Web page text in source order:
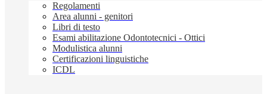
Regolamenti
Area alunni - genitori
Libri di testo
Esami abilitazione Odontotecnici - Ottici
Modulistica alunni
Certificazioni linguistiche
ICDL